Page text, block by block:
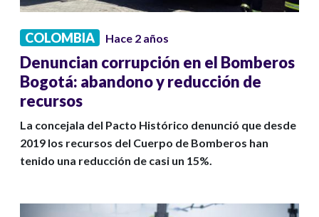
COLOMBIA Hace 2 años
Denuncian corrupción en el Bomberos
Bogotá: abandono y reducción de
recursos
La concejala del Pacto Histórico denunció que desde
2019 los recursos del Cuerpo de Bomberos han
tenido una reducción de casi un 15%.